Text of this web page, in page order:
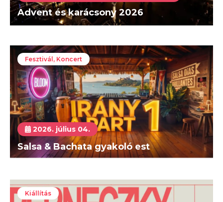
Advent és karácsony 2026
Fesztivál, Koncert
2026. július 04.
Salsa & Bachata gyakoló est
Kiállítás